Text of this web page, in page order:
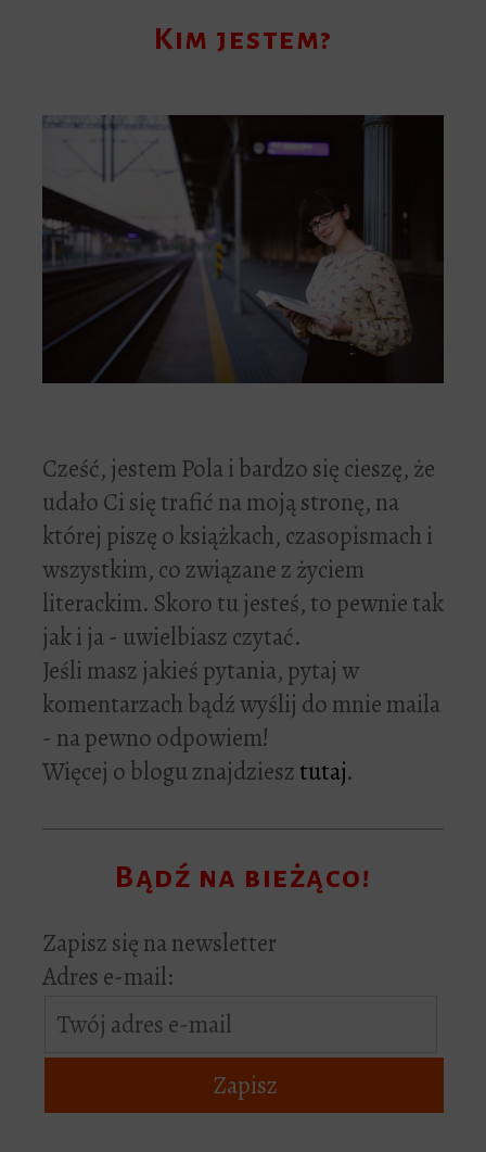
Kim jestem?
Cześć, jestem Pola i bardzo się cieszę, że
udało Ci się trafić na moją stronę, na
której piszę o książkach, czasopismach i
wszystkim, co związane z życiem
literackim. Skoro tu jesteś, to pewnie tak
jak i ja - uwielbiasz czytać.
Jeśli masz jakieś pytania, pytaj w
komentarzach bądź wyślij do mnie maila
- na pewno odpowiem!
Więcej o blogu znajdziesztutaj.
Bądź na bieżąco!
Zapisz się na newsletter
Adres e-mail: